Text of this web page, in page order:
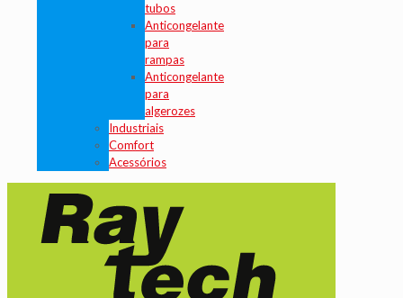
tubos
Anticongelante
para
rampas
Anticongelante
para
algerozes
Industriais
Comfort
Acessórios